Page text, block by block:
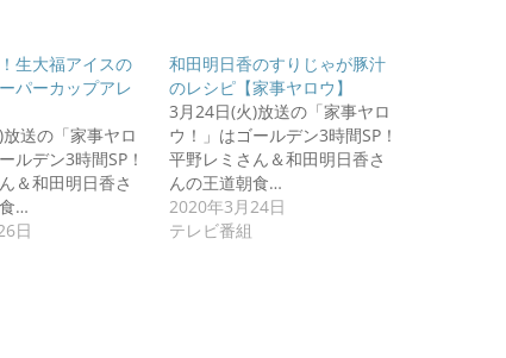
生大福アイスの
パーカップアレ
送の「家事ヤロ
ルデン3時間SP！
＆和田明日香さ
…
日
和田明日香のすりじゃが豚汁
のレシピ【家事ヤロウ】
3月24日(火)放送の「家事ヤロ
ウ！」はゴールデン3時間SP！
平野レミさん＆和田明日香さ
んの王道朝食…
2020年3月24日
テレビ番組